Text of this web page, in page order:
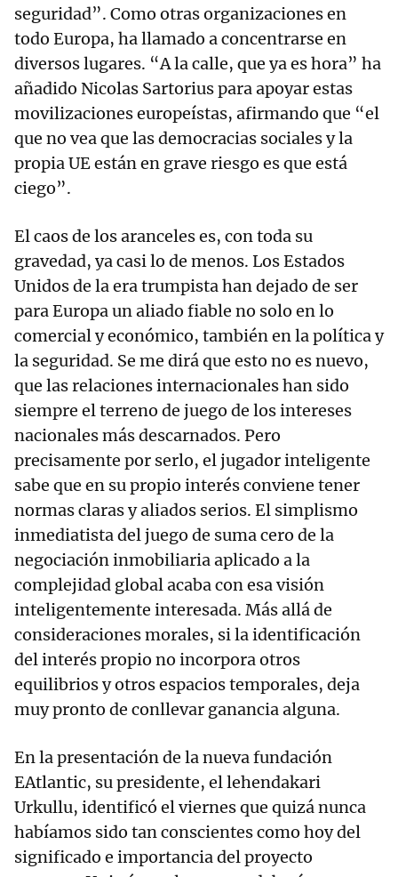
seguridad”. Como otras organizaciones en
todo Europa, ha llamado a concentrarse en
diversos lugares. “A la calle, que ya es hora” ha
añadido Nicolas Sartorius para apoyar estas
movilizaciones europeístas, afirmando que “el
que no vea que las democracias sociales y la
propia UE están en grave riesgo es que está
ciego”.
El caos de los aranceles es, con toda su
gravedad, ya casi lo de menos. Los Estados
Unidos de la era trumpista han dejado de ser
para Europa un aliado fiable no solo en lo
comercial y económico, también en la política y
la seguridad. Se me dirá que esto no es nuevo,
que las relaciones internacionales han sido
siempre el terreno de juego de los intereses
nacionales más descarnados. Pero
precisamente por serlo, el jugador inteligente
sabe que en su propio interés conviene tener
normas claras y aliados serios. El simplismo
inmediatista del juego de suma cero de la
negociación inmobiliaria aplicado a la
complejidad global acaba con esa visión
inteligentemente interesada. Más allá de
consideraciones morales, si la identificación
del interés propio no incorpora otros
equilibrios y otros espacios temporales, deja
muy pronto de conllevar ganancia alguna.
En la presentación de la nueva fundación
EAtlantic, su presidente, el lehendakari
Urkullu, identificó el viernes que quizá nunca
habíamos sido tan conscientes como hoy del
significado e importancia del proyecto